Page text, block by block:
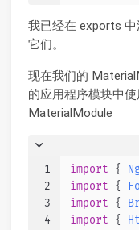
我已经在 exports
它们。
现在我们的
的应用程序模块中
MaterialModule
1
2
3
4
import {
import {
import {
import {